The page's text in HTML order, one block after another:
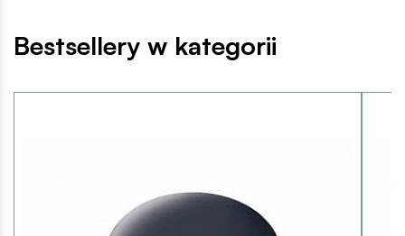
Bestsellery w kategorii